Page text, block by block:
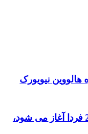
طوفان قهرمانان جهانی 2022 فردا آغاز می شود،